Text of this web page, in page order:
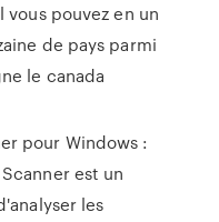
pouvez en un
de pays parmi
le canada
pour Windows :
est un
les